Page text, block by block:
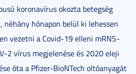
koronavírus okozta betegség
néhány hónapon belül ki lehessen
vezetni a Covid-19 elleni mRNS-
2 vírus megjelenése és 2020 eleji
óta a Pfizer-BioNTech oltóanyagát